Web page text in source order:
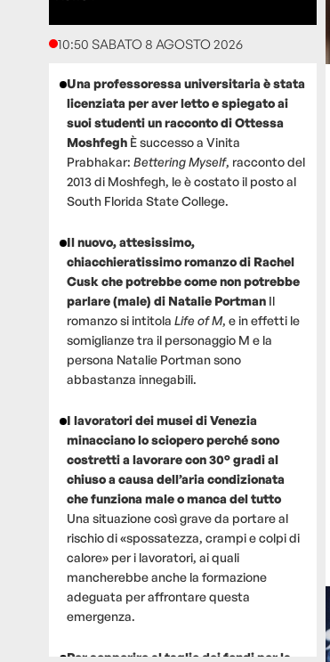
10:50 SABATO 8 AGOSTO 2026
Una professoressa universitaria è stata
licenziata per aver letto e spiegato ai
suoi studenti un racconto di Ottessa
Moshfegh È successo a Vinita
Prabhakar: Bettering Myself, racconto del
2013 di Moshfegh, le è costato il posto al
South Florida State College.
Il nuovo, attesissimo,
chiacchieratissimo romanzo di Rachel
Cusk che potrebbe come non potrebbe
parlare (male) di Natalie Portman Il
romanzo si intitola Life of M, e in effetti le
somiglianze tra il personaggio M e la
persona Natalie Portman sono
abbastanza innegabili.
I lavoratori dei musei di Venezia
minacciano lo sciopero perché sono
costretti a lavorare con 30° gradi al
chiuso a causa dell’aria condizionata
che funziona male o manca del tutto
Una situazione così grave da portare al
rischio di «spossatezza, crampi e colpi di
calore» per i lavoratori, ai quali
mancherebbe anche la formazione
adeguata per affrontare questa
emergenza.
Per sopperire al taglio dei fondi per la